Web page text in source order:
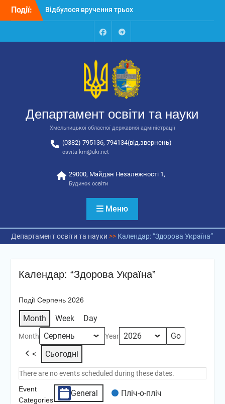
Перейти
Події:
Відбулося вручення трьох
автобусів для потреб
Відбулося засідання
освіти та науки обласної
державної адміністрації
Відбулась обласна
національно-патріотичне
виховання
FacebookTalegram
Департамент освіти та науки
Хмельницької обласної державної адміністрації
(0382) 795136, 794134(від.звернень)
osvita-km@ukr.net
29000, Майдан Незалежності 1,
Будинок освіти
Меню
Департамент освіти та науки >> Календар: “Здорова Україна”
Календар: “Здорова Україна”
Події Серпень 2026
Month Week Day
Month Year
< Сьогодні
There are no events scheduled during these dates.
Event
Categories
General
Пліч-о-пліч